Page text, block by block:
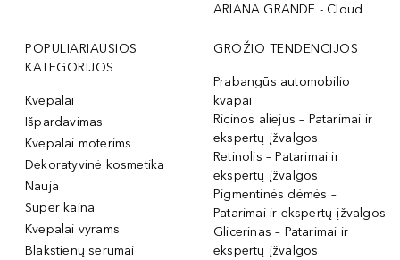
ARIANA GRANDE - Cloud
POPULIARIAUSIOS
KATEGORIJOS
Kvepalai
Išpardavimas
Kvepalai moterims
Dekoratyvinė kosmetika
Nauja
Super kaina
Kvepalai vyrams
Blakstienų serumai
GROŽIO TENDENCIJOS
Prabangūs automobilio
kvapai
Ricinos aliejus – Patarimai ir
ekspertų įžvalgos
Retinolis – Patarimai ir
ekspertų įžvalgos
Pigmentinės dėmės –
Patarimai ir ekspertų įžvalgos
Glicerinas – Patarimai ir
ekspertų įžvalgos